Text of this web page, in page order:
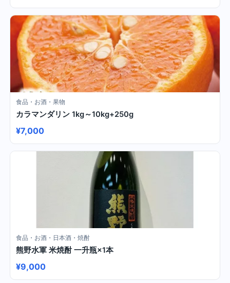
食品・お酒・果物
カラマンダリン 1kg～10kg+250g
¥7,000
食品・お酒・日本酒・焼酎
熊野水軍 米焼酎 一升瓶×1本
¥9,000